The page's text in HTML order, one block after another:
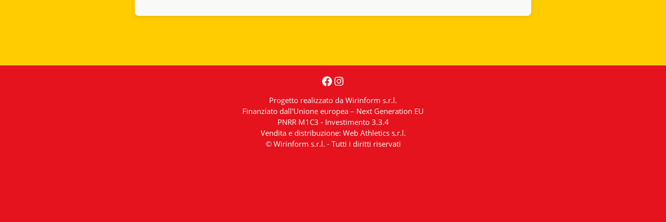
Facebook
Instagram
Progetto realizzato da Wirinform s.r.l.
Finanziato dall'Unione europea – Next Generation EU
PNRR M1C3 - Investimento 3.3.4
Vendita e distribuzione: Web Athletics s.r.l.
© Wirinform s.r.l. - Tutti i diritti riservati